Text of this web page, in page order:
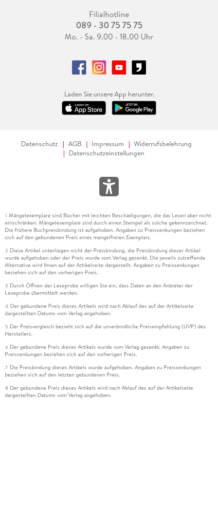
Filialhotline
089 - 30 75 75 75
Mo. - Sa. 9.00 - 18.00 Uhr
Laden Sie unsere App herunter.
Datenschutz AGB Impressum
Widerrufsbelehrung
Datenschutzeinstellungen
1 Mängelexemplare sind Bücher mit leichten Beschädigungen, die das Lesen aber nicht
einschränken. Mängelexemplare sind durch einen Stempel als solche gekennzeichnet.
Die frühere Buchpreisbindung ist aufgehoben. Angaben zu Preissenkungen beziehen
sich auf den gebundenen Preis eines mangelfreien Exemplars.
2 Diese Artikel unterliegen nicht der Preisbindung, die Preisbindung dieser Artikel
wurde aufgehoben oder der Preis wurde vom Verlag gesenkt. Die jeweils zutreffende
Alternative wird Ihnen auf der Artikelseite dargestellt. Angaben zu Preissenkungen
beziehen sich auf den vorherigen Preis.
3 Durch Öffnen der Leseprobe willigen Sie ein, dass Daten an den Anbieter der
Leseprobe übermittelt werden.
4 Der gebundene Preis dieses Artikels wird nach Ablauf des auf der Artikelseite
dargestellten Datums vom Verlag angehoben.
5 Der Preisvergleich bezieht sich auf die unverbindliche Preisempfehlung (UVP) des
Herstellers.
6 Der gebundene Preis dieses Artikels wurde vom Verlag gesenkt. Angaben zu
Preissenkungen beziehen sich auf den vorherigen Preis.
7 Die Preisbindung dieses Artikels wurde aufgehoben. Angaben zu Preissenkungen
beziehen sich auf den letzten gebundenen Preis.
8 Der gebundene Preis dieses Artikels wird nach Ablauf des auf der Artikelseite
dargestellten Datums vom Verlag angehoben.